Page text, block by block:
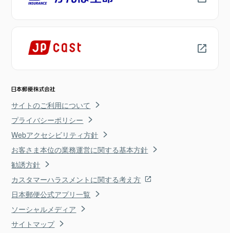
サイトのご利用について
プライバシーポリシー
Webアクセシビリティ方針
お客さま本位の業務運営に関する基本方針
勧誘方針
カスタマーハラスメントに関する考え方
日本郵便公式アプリ一覧
ソーシャルメディア
サイトマップ